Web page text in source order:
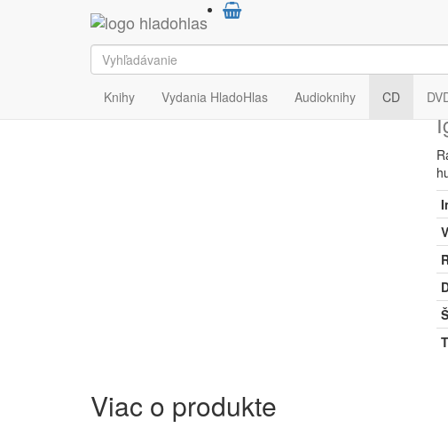
Knihy Vydania HladoHlas Audioknihy CD
HladoHlas CD Hudobné
Viac o produkte